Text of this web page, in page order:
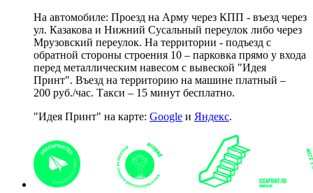
На автомобиле: Проезд на Арму через КПП - въезд через
ул. Казакова и Нижний Сусальный переулок либо через
Мрузовский переулок. На территории - подъезд с
обратной стороны строения 10 – парковка прямо у входа
перед металлическим навесом с вывеской "Идея
Принт". Въезд на территорию на машине платный –
200 руб./час. Такси – 15 минут бесплатно.
"Идея Принт" на карте: Google и Яндекс.